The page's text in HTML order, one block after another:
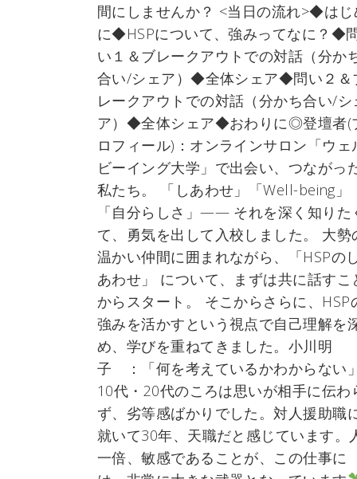
間にしませんか？ <当日の流れ>◆はじ
に◆HSPについて、強みってなに？◆
い１＆ブレークアウトでの対話（分か
合い/シェア）◆全体シェア◆問い２＆
レークアウトでの対話（分かち合い/シ
ア）◆全体シェア◆おわりに◎登壇者(
ロフィール)：オンラインサロン「ウェ
ビーイング大学」で出会い、つながっ
私たち。 「しあわせ」「Well-being」
「自分らしさ」—— それを深く知りた
て、勇気を出して入校しました。 大勢
温かい仲間に囲まれながら、「HSPのし
あわせ」 について、まずは共に話すこ
からスタート。 そこからさらに、HSP
強みを活かすという視点で自己理解を
め、学びを重ねてきました。小川明
子 ：「何を考えているかわからない」
10代・20代のころは思いが相手に伝わ
ず、劣等感ばかりでした。対人援助職
就いて30年、天職だと感じています。
一倍、敏感であることが、この仕事に